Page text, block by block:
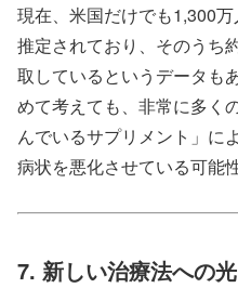
現在、米国だけでも1,300
推定されており、そのうち
取しているというデータも
めて考えても、非常に多く
んでいるサプリメント」に
病状を悪化させている可能
7. 新しい治療法への